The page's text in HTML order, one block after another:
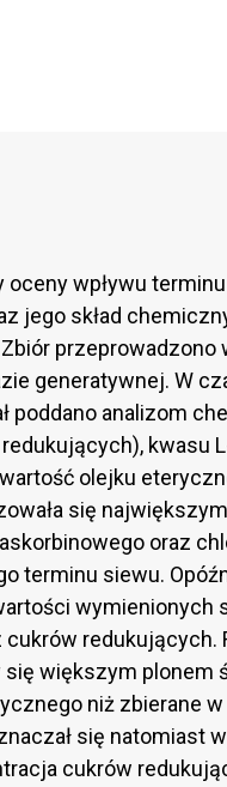
oceny wpływu
jego skład
Zbiór
generatywnej. W
poddano analizom
redukujących), kwasu
olejku
się
oraz
terminu siewu.
wymienionych
redukujących.
się większym plonem
niż zbierane
się natomiast
cukrów